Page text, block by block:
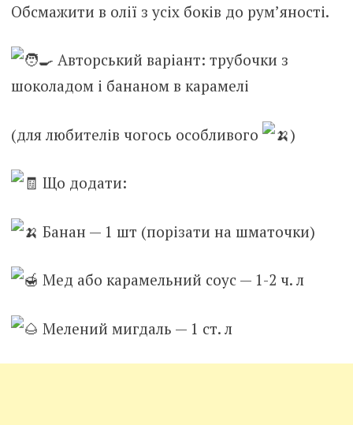
Обсмажити в олії з усіх боків до рум’яності.
Авторський варіант: трубочки з
шоколадом і бананом в карамелі
(для любителів чогось особливого )
Що додати:
Банан — 1 шт (порізати на шматочки)
Мед або карамельний соус — 1-2 ч. л
Мелений мигдаль — 1 ст. л